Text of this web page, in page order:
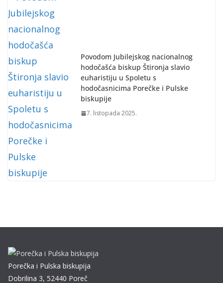
Povodom Jubilejskog nacionalnog
hodočašća biskup Štironja slavio
euharistiju u Spoletu s
hodočasnicima Porečke i Pulske
biskupije
7. listopada 2025.
Porečka i Pulska biskupija
Dobrilina 3, 52440 Poreč